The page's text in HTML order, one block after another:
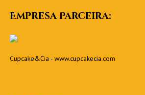
Empresa Parceira:
Cupcake&Cia - www.cupcakecia.com